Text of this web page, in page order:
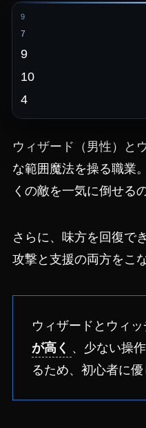
9
7
9
10
4
ウィザード（男性）と
な範囲魔法を操る職業。
くの敵を一気に倒せる
さらに、味方を回復で
攻撃と支援の両方をこ
ウィザードとウィッ
が高く 、少ない操
るため、初心者に優